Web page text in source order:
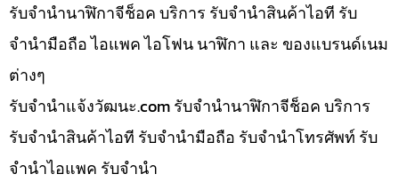
รับจำนำนาฬิกาจีช็อค บริการ รับจำนำสินค้าไอที รับ
จำนำมือถือ ไอแพค ไอโฟน นาฬิกา และ ของแบรนด์เนม
ต่างๆ
รับจํานําแจ้งวัฒนะ.com รับจำนำนาฬิกาจีช็อค บริการ
รับจำนำสินค้าไอที รับจำนำมือถือ รับจำนำโทรศัพท์ รับ
จำนำไอแพค รับจำนำ